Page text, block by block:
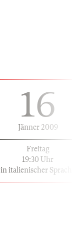
16
Jänner 2009
Freitag
19:30 Uhr
in italienischer Sprache